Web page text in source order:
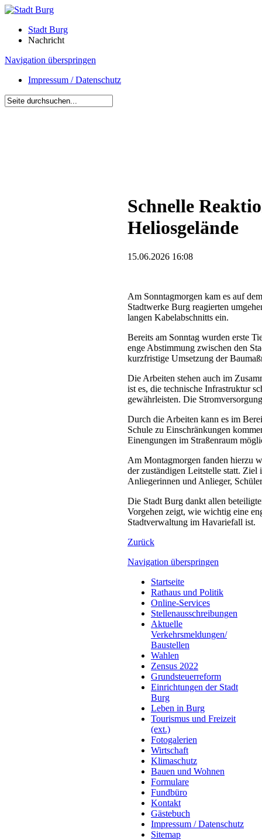
Stadt Burg
Nachricht
Navigation überspringen
Impressum / Datenschutz
Schnelle
Heliosgelände
15.06.2026 16:08
Am Sonntagmorgen kam es auf
Stadtwerke Burg reagierten
langen Kabelabschnitts ein.
Bereits am Sonntag wurden erste
enge Abstimmung zwischen den
kurzfristige Umsetzung der
Die Arbeiten stehen auch im
ist es, die technische Infrastruktur
gewährleisten. Die
Durch die Arbeiten kann es im
Schule zu Einschränkungen
Einengungen im Straßenraum
Am Montagmorgen fanden hierzu
der zuständigen Leitstelle statt.
Anliegerinnen und Anlieger,
Die Stadt Burg dankt allen
Vorgehen zeigt, wie wichtig eine
Stadtverwaltung im Havariefall ist.
Zurück
Navigation überspringen
Startseite
Rathaus und Politik
Online-Services
Stellenausschreibungen
Aktuelle
Verkehrsmeldungen/
Baustellen
Wahlen
Zensus 2022
Grundsteuerreform
Einrichtungen der Stadt
Burg
Leben in Burg
Tourismus und Freizeit
(ext.)
Fotogalerien
Wirtschaft
Klimaschutz
Bauen und Wohnen
Formulare
Fundbüro
Kontakt
Gästebuch
Impressum / Datenschutz
Sitemap